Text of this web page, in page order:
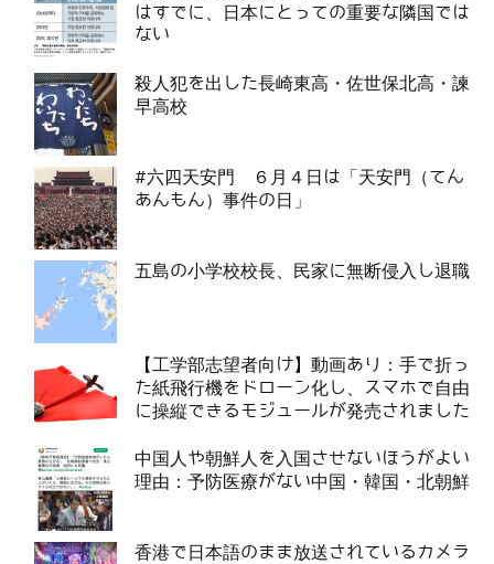
はすでに、日本にとっての重要な隣国では
ない
殺人犯を出した長崎東高・佐世保北高・諫
早高校
#六四天安門 ６月４日は「天安門（てん
あんもん）事件の日」
五島の小学校校長、民家に無断侵入し退職
【工学部志望者向け】動画あり：手で折っ
た紙飛行機をドローン化し、スマホで自由
に操縦できるモジュールが発売されました
中国人や朝鮮人を入国させないほうがよい
理由：予防医療がない中国・韓国・北朝鮮
香港で日本語のまま放送されているカメラ